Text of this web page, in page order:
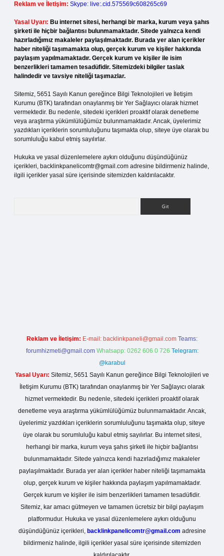
Reklam ve İletişim: Skype: live:.cid.575569c608265c69
Yasal Uyarı: Bu internet sitesi, herhangi bir marka, kurum veya şahıs
şirketi ile hiçbir bağlantısı bulunmamaktadır. Sitede yalnızca kendi
hazırladığımız makaleler paylaşılmaktadır. Burada yer alan içerikler
haber niteliği taşımamakta olup, gerçek kurum ve kişiler hakkında
paylaşım yapılmamaktadır. Gerçek kurum ve kişiler ile isim
benzerlikleri tamamen tesadüfidir. Sitemizdeki bilgiler taslak
halindedir ve tavsiye niteliği taşımazlar.
Sitemiz, 5651 Sayılı Kanun gereğince Bilgi Teknolojileri ve İletişim
Kurumu (BTK) tarafından onaylanmış bir Yer Sağlayıcı olarak hizmet
vermektedir. Bu nedenle, sitedeki içerikleri proaktif olarak denetleme
veya araştırma yükümlülüğümüz bulunmamaktadır. Ancak, üyelerimiz
yazdıkları içeriklerin sorumluluğunu taşımakta olup, siteye üye olarak bu
sorumluluğu kabul etmiş sayılırlar.
Hukuka ve yasal düzenlemelere aykırı olduğunu düşündüğünüz
içerikleri, backlinkpanelicomtr@gmail.com adresine bildirmeniz halinde,
ilgili içerikler yasal süre içerisinde sitemizden kaldırılacaktır.
Reklam ve İletişim: E-mail: backlinkpaneli@gmail.com Teams:
forumhizmeti@gmail.com Whatsapp: 0262 606 0 726 Telegram:
@karabul
Yasal Uyarı: Sitemiz, 5651 Sayılı Kanun gereğince Bilgi Teknolojileri ve
İletişim Kurumu (BTK) tarafından onaylanmış bir Yer Sağlayıcı olarak
hizmet vermektedir. Bu nedenle, sitedeki içerikleri proaktif olarak
denetleme veya araştırma yükümlülüğümüz bulunmamaktadır. Ancak,
üyelerimiz yazdıkları içeriklerin sorumluluğunu taşımakta olup, siteye
üye olarak bu sorumluluğu kabul etmiş sayılırlar. Bu internet sitesi,
herhangi bir marka, kurum veya şahıs şirketi ile hiçbir bağlantısı
bulunmamaktadır. Sitede yalnızca kendi hazırladığımız makaleler
paylaşılmaktadır. Burada yer alan içerikler haber niteliği taşımamakta
olup, gerçek kurum ve kişiler hakkında paylaşım yapılmamaktadır.
Gerçek kurum ve kişiler ile isim benzerlikleri tamamen tesadüfidir.
Sitemiz, kar amacı gütmeyen ve tamamen ücretsiz bir bilgi paylaşım
platformudur. Hukuka ve yasal düzenlemelere aykırı olduğunu
düşündüğünüz içerikleri, backlinkpanelicomtr@gmail.com adresine
bildirmeniz halinde, ilgili içerikler yasal süre içerisinde sitemizden